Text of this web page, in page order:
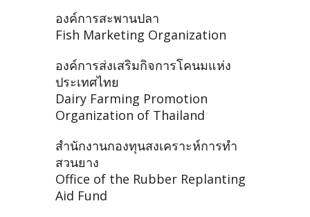
องค์การสะพานปลา
Fish Marketing Organization
องค์การส่งเสริมกิจการโคนมแห่ง
ประเทศไทย
Dairy Farming Promotion
Organization of Thailand
สำนักงานกองทุนสงเคราะห์การทำ
สวนยาง
Office of the Rubber Replanting
Aid Fund